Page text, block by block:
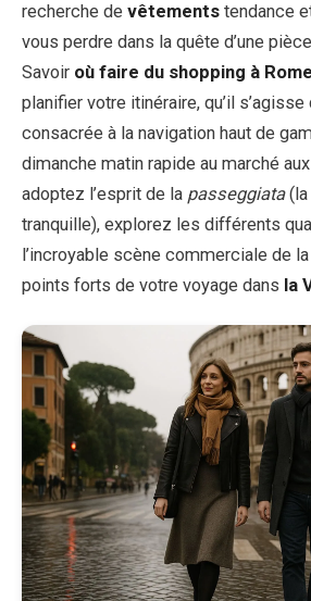
recherche de vêtements tendance
vous perdre dans la quête d’une
Savoir où faire du shopping à Rome
planifier votre itinéraire, qu’il s’agisse
consacrée à la navigation haut de
dimanche matin rapide au marché
adoptez l’esprit de la passeggiata(la
tranquille), explorez les différents
l’incroyable scène commerciale de
points forts de votre voyage dans la